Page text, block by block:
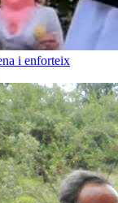
i enforteix